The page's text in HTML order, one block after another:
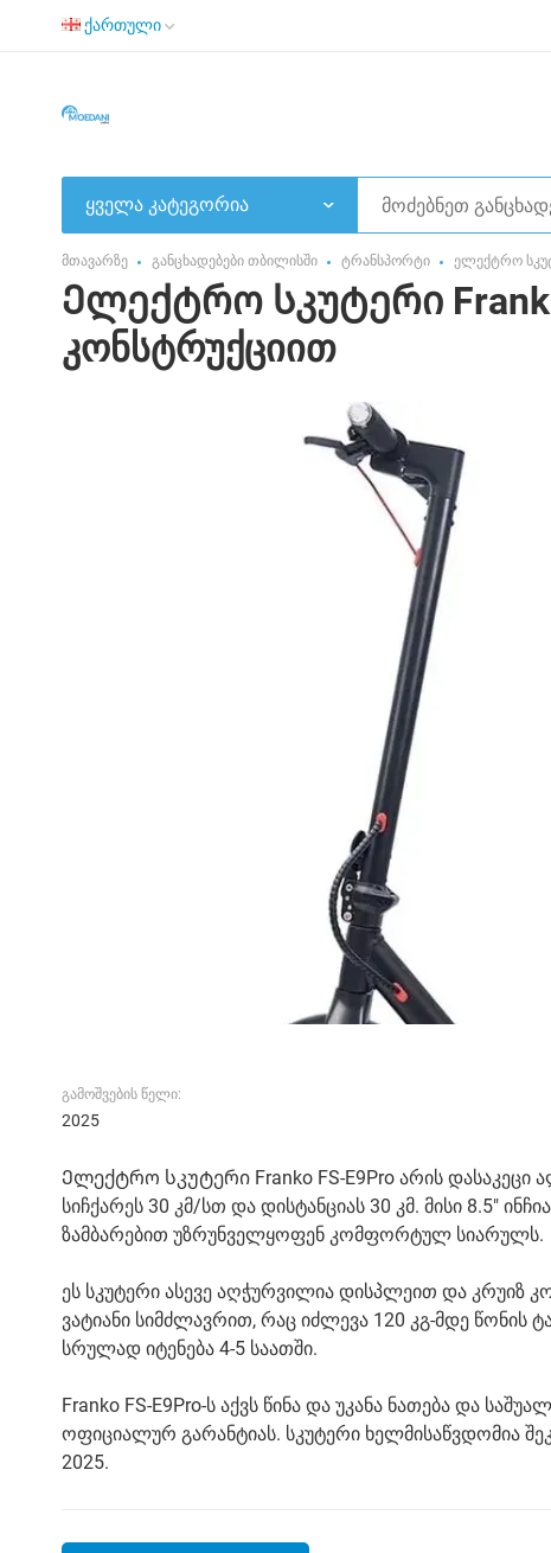
ქართული
ყველა კატეგორია
მთავარზე განცხადებები თბილისში ტრანსპორტი ელექტრო
Ელექტრო სკუტერი Franko
კონსტრუქციით
გამოშვების წელი:
2025
Ელექტრო სკუტერი Franko FS-E9Pro არის
სიჩქარეს 30 კმ/სთ და დისტანციას 30 კმ. მისი 8.5"
ზამბარებით უზრუნველყოფენ კომფორტულ სიარულს.
ეს სკუტერი ასევე აღჭურვილია დისპლეით და კრუიზ
ვატიანი სიმძლავრით, რაც იძლევა 120 კგ-მდე წონის
სრულად იტენება 4-5 საათში.
Franko FS-E9Pro-ს აქვს წინა და უკანა ნათება და
ოფიციალურ გარანტიას. სკუტერი ხელმისაწვდომია
2025.